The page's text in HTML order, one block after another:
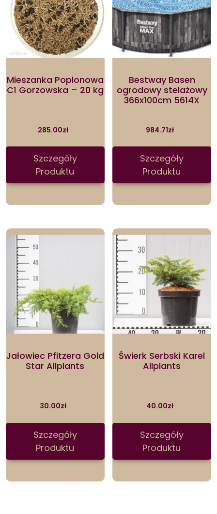
Mieszanka Poplonowa
C1 Gorzowska – 20 kg
285.00zł
Szczegóły
Produktu
Bestway Basen
ogrodowy stelażowy
366x100cm 5614X
984.71zł
Szczegóły
Produktu
Jałowiec Pfitzera Gold
Star Allplants
30.00zł
Szczegóły
Produktu
Świerk Serbski Karel
Allplants
40.00zł
Szczegóły
Produktu